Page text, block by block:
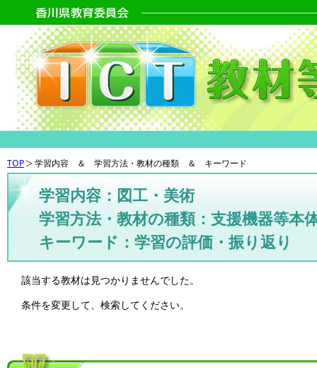
TOP 学習内容 ＆ 学習方法・教材の種類 ＆ キーワード
学習内容：図工・美術
学習方法・教材の種類：支援機器等本
キーワード：学習の評価・振り返り
該当する教材は見つかりませんでした。
条件を変更して、検索してください。